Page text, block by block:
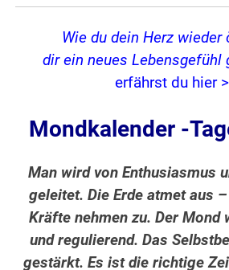
Wie du dein Herz wieder
dir ein neues Lebensgefühl
erfährst du hier
Mondkalender -
Man wird von Enthusiasmus
geleitet. Die Erde atmet aus
Kräfte nehmen zu. Der
und regulierend. Das
gestärkt. Es ist die richtige